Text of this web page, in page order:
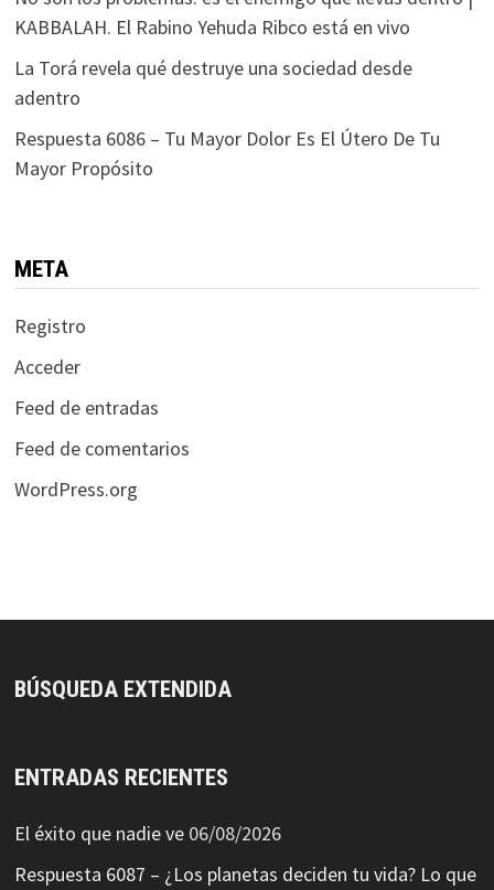
KABBALAH. El Rabino Yehuda Ribco está en vivo
La Torá revela qué destruye una sociedad desde
adentro
Respuesta 6086 – Tu Mayor Dolor Es El Útero De Tu
Mayor Propósito
META
Registro
Acceder
Feed de entradas
Feed de comentarios
WordPress.org
BÚSQUEDA EXTENDIDA
ENTRADAS RECIENTES
El éxito que nadie ve 06/08/2026
Respuesta 6087 – ¿Los planetas deciden tu vida? Lo que